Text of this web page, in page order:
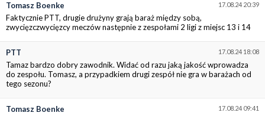
17.08.24 20:39
Tomasz Boenke
Faktycznie PTT, drugie drużyny grają baraż między sobą,
zwycięzczwycięzcy meczów następnie z zespołami 2 ligi z miejsc 13 i 14
17.08.24 18:08
PTT
Tamaz bardzo dobry zawodnik. Widać od razu jaką jakość wprowadza
do zespołu. Tomasz, a przypadkiem drugi zespół nie gra w barażach od
tego sezonu?
17.08.24 09:41
Tomasz Boenke